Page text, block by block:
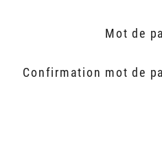
Mot de
Confirmation mot de